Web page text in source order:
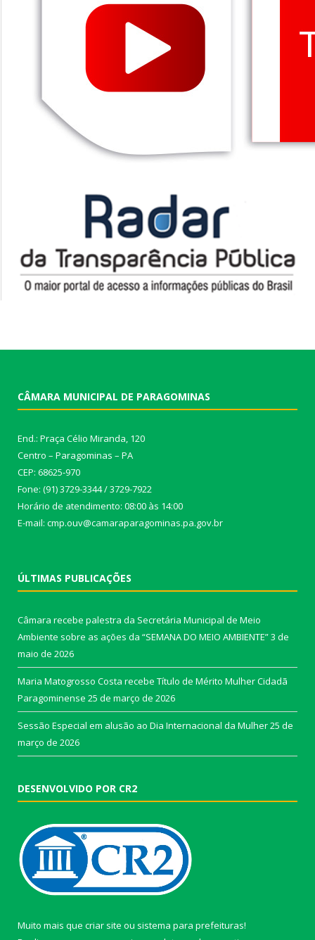
CÂMARA MUNICIPAL DE PARAGOMINAS
End.: Praça Célio Miranda, 120
Centro – Paragominas – PA
CEP: 68625-970
Fone: (91) 3729-3344 / 3729-7922
Horário de atendimento: 08:00 às 14:00
E-mail: cmp.ouv@camaraparagominas.pa.gov.br
ÚLTIMAS PUBLICAÇÕES
Câmara recebe palestra da Secretária Municipal de Meio
Ambiente sobre as ações da “SEMANA DO MEIO AMBIENTE”3 de
maio de 2026
Maria Matogrosso Costa recebe Título de Mérito Mulher Cidadã
Paragominense 25 de março de 2026
Sessão Especial em alusão ao Dia Internacional da Mulher25 de
março de 2026
DESENVOLVIDO POR CR2
Muito mais que criar site ou sistema para prefeituras!